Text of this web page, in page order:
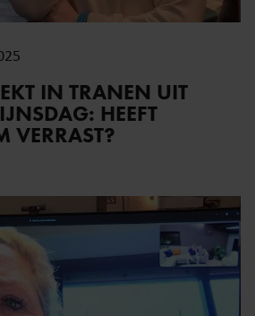
IN TRANEN UIT
HEEFT
VERRAST?